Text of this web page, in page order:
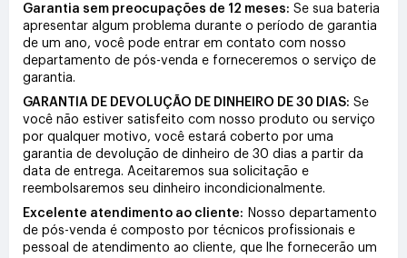
Garantia sem preocupações de 12 meses: Se sua bateria
apresentar algum problema durante o período de garantia
de um ano, você pode entrar em contato com nosso
departamento de pós-venda e forneceremos o serviço de
garantia.
GARANTIA DE DEVOLUÇÃO DE DINHEIRO DE 30 DIAS: Se
você não estiver satisfeito com nosso produto ou serviço
por qualquer motivo, você estará coberto por uma
garantia de devolução de dinheiro de 30 dias a partir da
data de entrega. Aceitaremos sua solicitação e
reembolsaremos seu dinheiro incondicionalmente.
Excelente atendimento ao cliente: Nosso departamento
de pós-venda é composto por técnicos profissionais e
pessoal de atendimento ao cliente, que lhe fornecerão um